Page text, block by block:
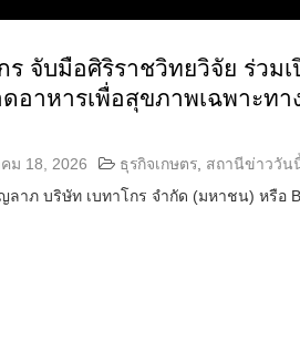
ร จับมือศิริราชวิทยวิจัย ร่วมเ
อาหารเพื่อสุขภาพเฉพาะท
ม 18, 2026 ธุรกิจเกษตร, สถานีข่าววัน
ลาภ บริษัท เบทาโกร จำกัด (มหาชน) หรือ